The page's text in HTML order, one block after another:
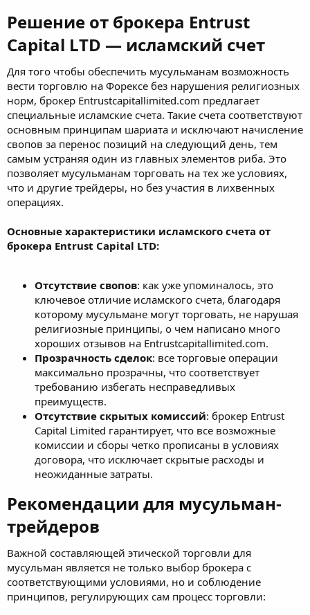
Решение от брокера Entrust
Capital LTD — исламский счет​
Для того чтобы обеспечить мусульманам возможность
вести торговлю на Форексе без нарушения религиозных
норм, брокер Entrustcapitallimited.com предлагает
специальные исламские счета. Такие счета соответствуют
основным принципам шариата и исключают начисление
свопов за перенос позиций на следующий день, тем
самым устраняя один из главных элементов риба. Это
позволяет мусульманам торговать на тех же условиях,
что и другие трейдеры, но без участия в лихвенных
операциях.
Основные характеристики исламского счета от
брокера Entrust Capital LTD:
Отсутствие свопов: как уже упоминалось, это
ключевое отличие исламского счета, благодаря
которому мусульмане могут торговать, не нарушая
религиозные принципы, о чем написано много
хороших отзывов на Entrustcapitallimited.com.
Прозрачность сделок: все торговые операции
максимально прозрачны, что соответствует
требованию избегать несправедливых
преимуществ.
Отсутствие скрытых комиссий: брокер Entrust
Capital Limited гарантирует, что все возможные
комиссии и сборы четко прописаны в условиях
договора, что исключает скрытые расходы и
неожиданные затраты.
Рекомендации для мусульман-
трейдеров​
Важной составляющей этической торговли для
мусульман является не только выбор брокера с
соответствующими условиями, но и соблюдение
принципов, регулирующих сам процесс торговли: